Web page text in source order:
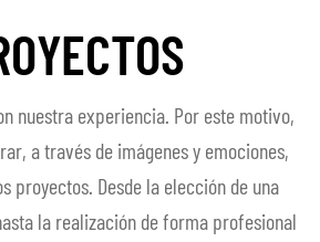
nuestra experiencia. Por este motivo,
a través de imágenes y emociones,
proyectos. Desde la elección de una
la realización de forma profesional